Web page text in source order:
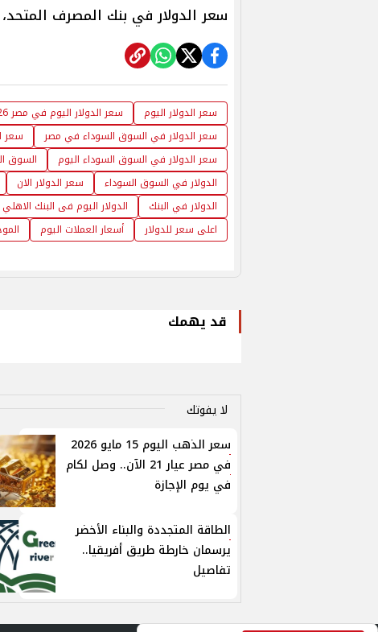
سعر الدولار في بنك المصرف المتحد، بلغ نحو 52.85 جنيه للشراء،
سعر الدولار اليوم سعر الدولار اليوم في مصر 2026
سعر الدولار في السوق السوداء في مصر
سعر
سعر الدولار في السوق السوداء اليوم
السوق
الدولار في السوق السوداء
سعر الدولار الان
الدولار في البنك
الدولار اليوم فى البنك الاهلي
اعلى سعر للدولار
أسعار العملات اليوم
قد يهمك
لا يفوتك
سعر الذهب اليوم 15 مايو 2026
في مصر عيار 21 الآن.. وصل لكام
في يوم الإجازة
الطاقة المتجددة والبناء الأخضر
يرسمان خارطة طريق أفريقيا..
تفاصيل